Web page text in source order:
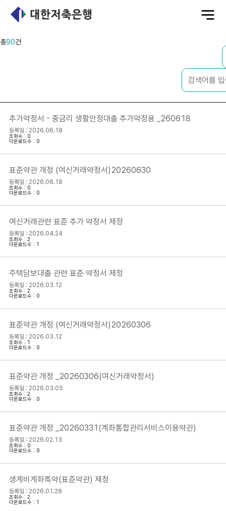
전
체
총90건
추가약정서 - 중금리 생활안정대출 추가약정용 _260618
등록일 : 2026.06.18
조회수 : 0
다운로드수 : 0
표준약관 개정 (여신거래약정서)20260630
등록일 : 2026.06.18
조회수 : 0
다운로드수 : 0
여신거래관련 표준 추가 약정서 제정
등록일 : 2026.04.24
조회수 : 2
다운로드수 : 1
주택담보대출 관련 표준 약정서 제정
등록일 : 2026.03.12
조회수 : 2
다운로드수 : 0
표준약관 개정 (여신거래약정서)20260306
등록일 : 2026.03.12
조회수 : 1
다운로드수 : 0
표준약관 개정 _20260306(여신거래약정서)
등록일 : 2026.03.05
조회수 : 2
다운로드수 : 0
표준약관 개정 _20260331(계좌통합관리서비스이용약관)
등록일 : 2026.02.13
조회수 : 0
다운로드수 : 0
생계비계좌특약(표준약관) 제정
등록일 : 2026.01.28
조회수 : 2
다운로드수 : 1